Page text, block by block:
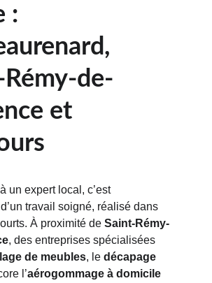
:
de-
et
un expert local, c’est
d’un travail soigné, réalisé dans
À proximité de Saint-Rémy-
, des entreprises spécialisées
de meubles, le décapage
l’aérogommage à domicile